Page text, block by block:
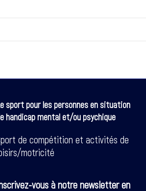
sport pour les personnes en situation
handicap mental et/ou psychique
de compétition et activités de
motricité
vous à notre newsletter en